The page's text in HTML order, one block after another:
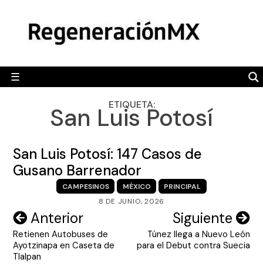
content
☰
POLÍTICA
CAMALEÓN
OPINIÓN
ENGLISH SECTION
VIDEOS
ETIQUETA:
San Luis Potosí
San Luis Potosí: 147 Casos de
Gusano Barrenador
CAMPESINOS MÉXICO
PRINCIPAL
8 DE JUNIO, 2026
Navegación
de
entradas
Anterior
Retienen Autobuses de
Ayotzinapa en Caseta de
Tlalpan
Siguiente
Túnez llega a Nuevo León
para el Debut contra Suecia